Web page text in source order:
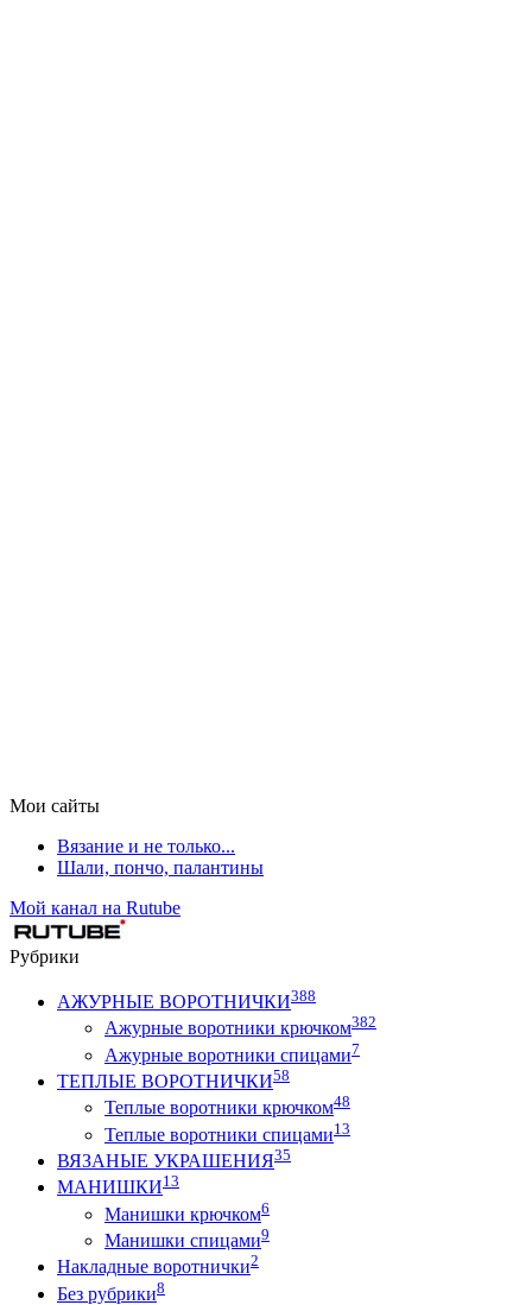
Мои сайты
Вязание и не только...
Шали, пончо, палантины
Мой канал на Rutube
Рубрики
АЖУРНЫЕ ВОРОТНИЧКИ388
Ажурные воротники крючком382
Ажурные воротники спицами7
ТЕПЛЫЕ ВОРОТНИЧКИ58
Теплые воротники крючком48
Теплые воротники спицами13
ВЯЗАНЫЕ УКРАШЕНИЯ35
МАНИШКИ13
Манишки крючком6
Манишки спицами9
Накладные воротнички2
Без рубрики8